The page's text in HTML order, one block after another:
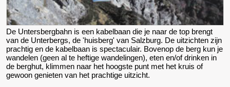
De Untersbergbahn is een kabelbaan die je naar de top brengt
van de Unterbergs, de 'huisberg' van Salzburg. De uitzichten zijn
prachtig en de kabelbaan is spectaculair. Bovenop de berg kun je
wandelen (geen al te heftige wandelingen), eten en/of drinken in
de berghut, klimmen naar het hoogste punt met het kruis of
gewoon genieten van het prachtige uitzicht.